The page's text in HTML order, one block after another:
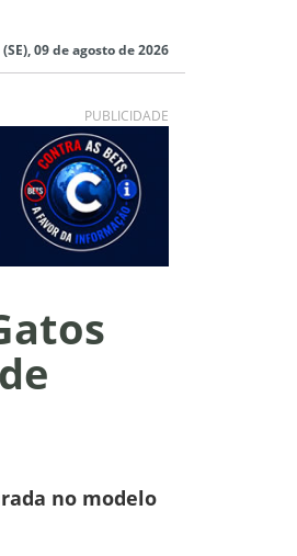
09 de agosto de 2026
PUBLICIDADE
no modelo